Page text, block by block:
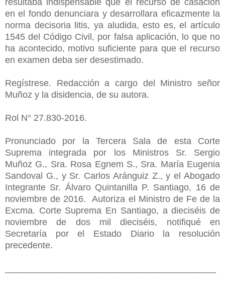
en el fondo denunciara y desarrollara eficazmente la
norma decisoria litis, ya aludida, esto es, el artículo
1545 del Código Civil, por falsa aplicación, lo que no
ha acontecido, motivo suficiente para que el recurso
en examen deba ser desestimado.
Regístrese. Redacción a cargo del Ministro señor
Muñoz y la disidencia, de su autora.
Rol N° 27.830-2016.
Pronunciado por la Tercera Sala de esta Corte
Suprema integrada por los Ministros Sr. Sergio
Muñoz G., Sra. Rosa Egnem S., Sra. María Eugenia
Sandoval G., y Sr. Carlos Aránguiz Z., y el Abogado
Integrante Sr. Álvaro Quintanilla P. Santiago, 16 de
noviembre de 2016. Autoriza el Ministro de Fe de la
Excma. Corte Suprema En Santiago, a dieciséis de
noviembre de dos mil dieciséis, notifiqué en
Secretaría por el Estado Diario la resolución
precedente.